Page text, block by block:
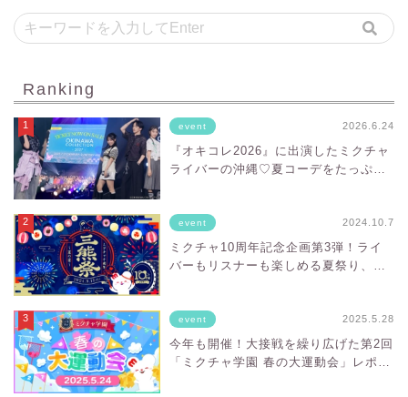
Ranking
event 2026.6.24
『オキコレ2026』に出演したミクチャ
ライバーの沖縄♡夏コーデをたっぷり
event 2024.10.7
ミクチャ10周年記念企画第3弾！ライ
バーもリスナーも楽しめる夏祭り、
event 2025.5.28
今年も開催！大接戦を繰り広げた第2回
「ミクチャ学園 春の大運動会」レポー